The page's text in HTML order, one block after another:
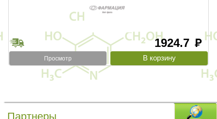
1924.7 руб
Просмотр
Партнеры